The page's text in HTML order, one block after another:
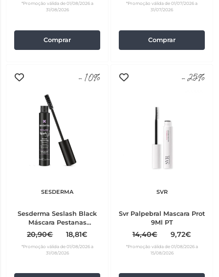
*Promoção válida de 01/08/2026 a
31/08/2026
Comprar
*Promoção válida de 01/07/2026 a
31/07/2026
Comprar
-10%
SESDERMA
Sesderma Seslash Black
Máscara Pestanas
Regenerador 5 ml
20,90€ 18,81€
*Promoção válida de 01/08/2026 a
31/08/2026
-25%
SVR
Svr Palpebral Mascara Prot
9Ml PT
14,40€ 9,72€
*Promoção válida de 01/08/2026 a
15/08/2026